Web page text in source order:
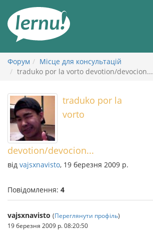
змісту
Форум
Місце для консультацій
traduko por la vorto devotion/devocion...
traduko por la
vorto
devotion/devocion...
від vajsxnavisto, 19 березня 2009 р.
Повідомлення: 4
vajsxnavisto (Переглянути профіль)
19 березня 2009 р. 08:20:50